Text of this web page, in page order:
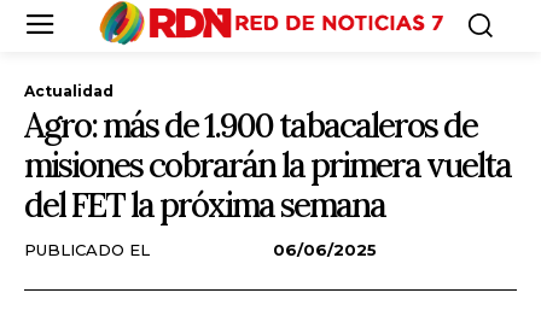
Actualidad
Agro: más de 1.900 tabacaleros de
misiones cobrarán la primera vuelta
del FET la próxima semana
PUBLICADO EL 06/06/2025